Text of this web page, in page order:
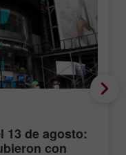
13 de agosto:
con